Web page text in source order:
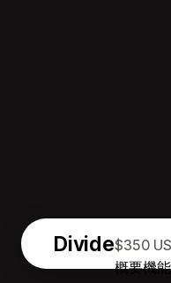
Divide
概要機能
$350